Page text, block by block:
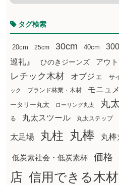
タグ検索
20cm 25cm 30cm 40cm
巡礼』
ひのきジーンズ アウ
レチック木材
オブジェ サ
ック ブランド林業・木材 モニュ
ータリー丸太
ローリング丸太 丸
る
丸太スツール 丸太ステップ
太足場 丸柱 丸棒 丸棒
低炭素社会・低炭素杯 価格
店 信用できる木